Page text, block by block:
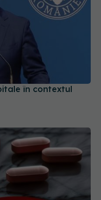
în contextul